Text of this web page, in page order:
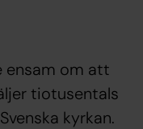
ensam om att
tiotusentals
kyrkan.